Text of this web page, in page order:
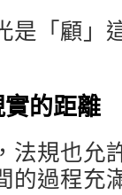
是「顧」
的距離
法規也允
的過程充